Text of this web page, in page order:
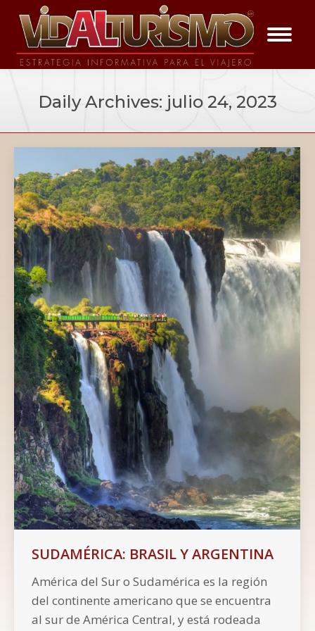
Daily Archives: julio 24, 2023
SUDAMÉRICA: BRASIL Y ARGENTINA
América del Sur o Sudamérica es la región
del continente americano que se encuentra
al sur de América Central, y está rodeada